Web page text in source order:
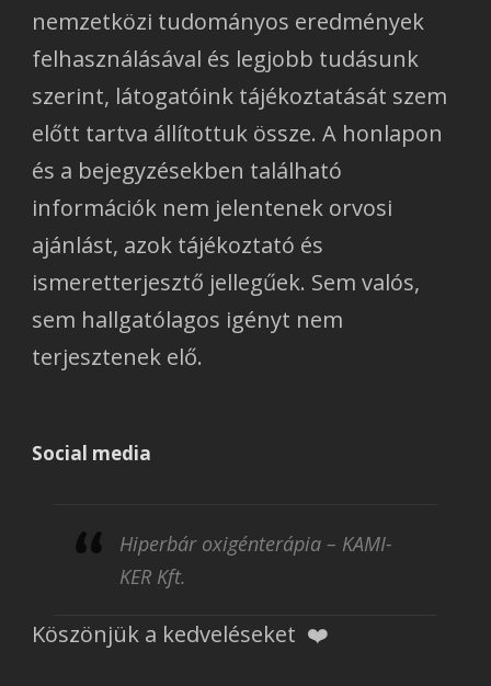
nemzetközi tudományos eredmények
felhasználásával és legjobb tudásunk
szerint, látogatóink tájékoztatását szem
előtt tartva állítottuk össze. A honlapon
és a bejegyzésekben található
információk nem jelentenek orvosi
ajánlást, azok tájékoztató és
ismeretterjesztő jellegűek. Sem valós,
sem hallgatólagos igényt nem
terjesztenek elő.
Social media
Hiperbár oxigénterápia – KAMI-
KER Kft.
Köszönjük a kedveléseket ❤️